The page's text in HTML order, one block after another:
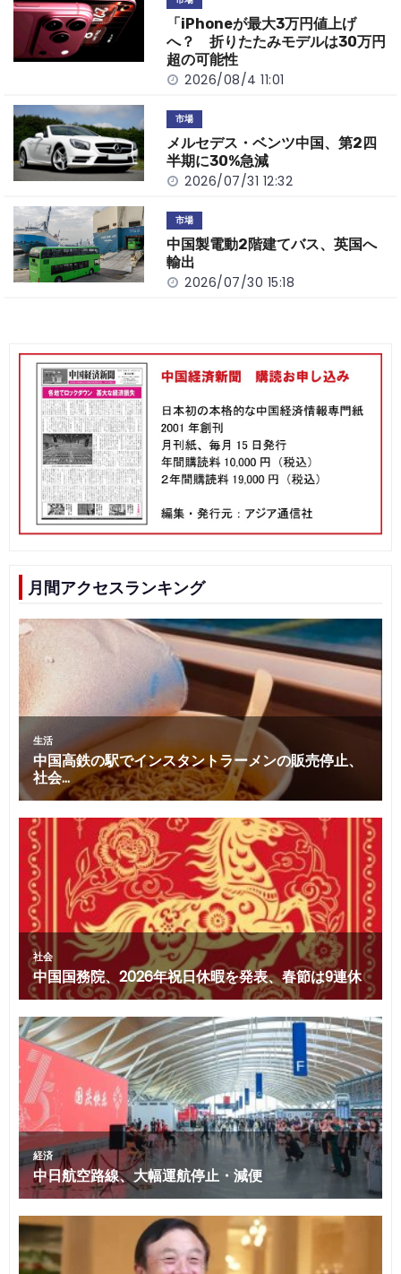
o
k
k
「iPhoneが最大3万円値上げ
へ？ 折りたたみモデルは30万円
超の可能性
2026/08/4 11:01
市場
メルセデス・ベンツ中国、第2四
半期に30%急減
2026/07/31 12:32
市場
中国製電動2階建てバス、英国へ
輸出
2026/07/30 15:18
月間アクセスランキング